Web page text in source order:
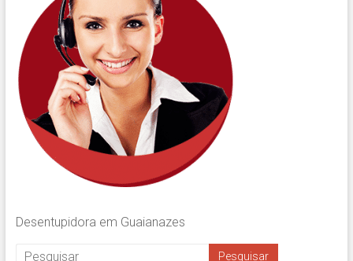
Desentupidora em Guaianazes